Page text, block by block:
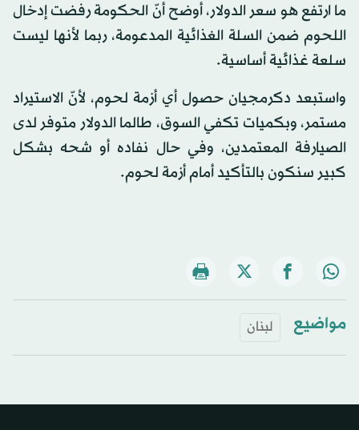
ما ارتفع هو سعر الدولار، أوضح أنّ الحكومة رفضت إدخال
اللحوم ضمن السلة الغذائية المدعومة، ربما لأنها ليست
سلعة غذائية أساسية.
واستبعد دكرمجيان حصول أي أزمة لحوم، لأنّ الاستيراد
مستمر، وبكميات تكفي السوق، طالما الدولار متوفر لدى
الصيارفة المعتمدين، وفي حال نفاده أو شحه بشكل
كبير سنكون بالتأكيد أمام أزمة لحوم.
مواضيع لبنان